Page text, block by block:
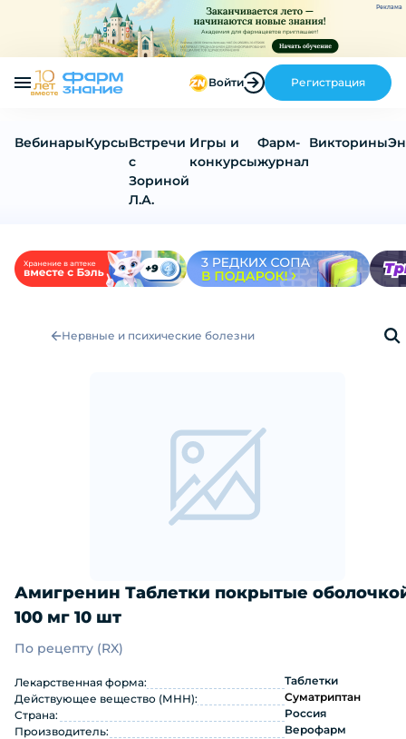
Реклама
Войти Регистрация
ВебинарыКурсыВстречи
с
Зориной
Л.А.
Игры и
конкурсы
Фарм-
журнал
Викторины
Нервные и психические болезни
Амигренин Таблетки покрытые
100 мг 10 шт
Амигренин Таблетки покрытые
По рецепту (RX)
Лекарственная форма:
Таблетки
Действующее вещество (МНН):
Суматриптан
Страна:
Россия
Производитель:
Верофарм